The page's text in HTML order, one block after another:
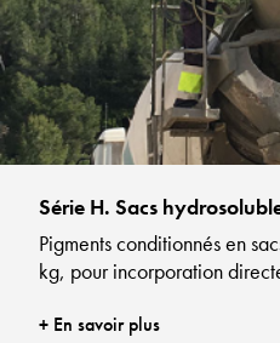
Série H. Sacs
Pigments conditionnés en
kg, pour incorporation
+ En savoir plus